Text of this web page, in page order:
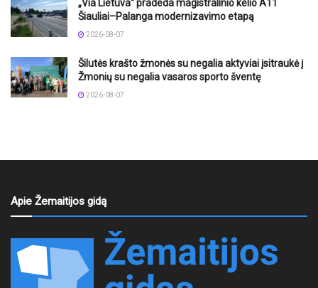
„Via Lietuva“ pradeda magistralinio kelio A11
Šiauliai–Palanga modernizavimo etapą
2026-08-07
Šilutės krašto žmonės su negalia aktyviai įsitraukė į
Žmonių su negalia vasaros sporto šventę
2026-08-07
Apie Žemaitijos gidą